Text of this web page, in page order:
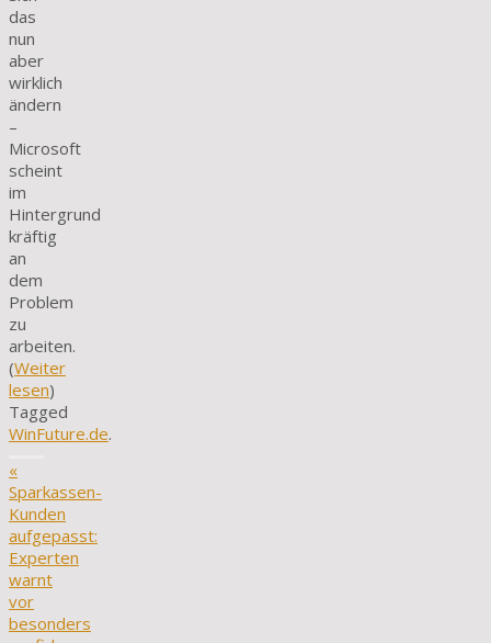
das
nun
aber
wirklich
ändern
–
Microsoft
scheint
im
Hintergrund
kräftig
an
dem
Problem
zu
arbeiten.
(Weiter
lesen)
Tagged
WinFuture.de.
«
Sparkassen-
Kunden
aufgepasst:
Experten
warnt
vor
besonders